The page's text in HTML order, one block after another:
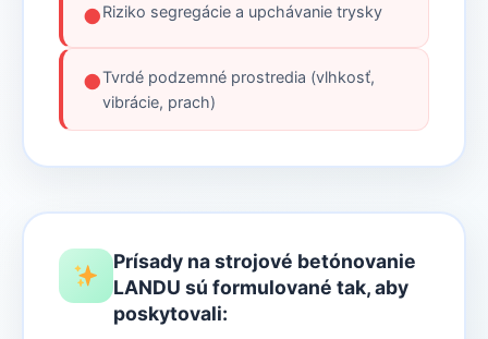
●Riziko segregácie a upchávanie trysky
●Tvrdé podzemné prostredia (vlhkosť,
vibrácie, prach)
Prísady na strojové betónovanie
LANDU sú formulované tak, aby
poskytovali: